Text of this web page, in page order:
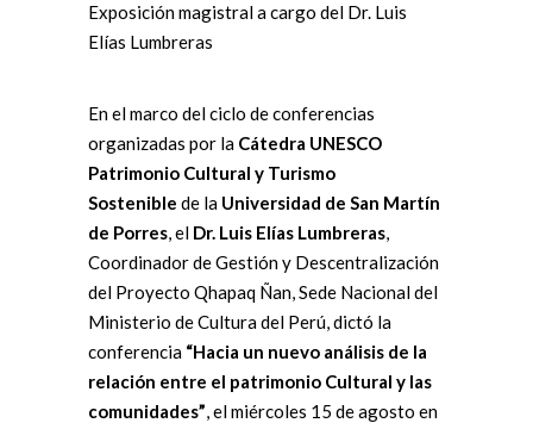
Exposición magistral a cargo del Dr. Luis
Elías Lumbreras
En el marco del ciclo de conferencias
organizadas por la Cátedra UNESCO
Patrimonio Cultural y Turismo
Sostenible de la Universidad de San Martín
de Porres, el Dr. Luis Elías Lumbreras,
Coordinador de Gestión y Descentralización
del Proyecto Qhapaq Ñan, Sede Nacional del
Ministerio de Cultura del Perú, dictó la
conferencia “Hacia un nuevo análisis de la
relación entre el patrimonio Cultural y las
comunidades”, el miércoles 15 de agosto en